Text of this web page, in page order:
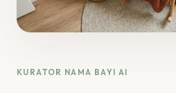
KURATOR NAMA BAYI AI